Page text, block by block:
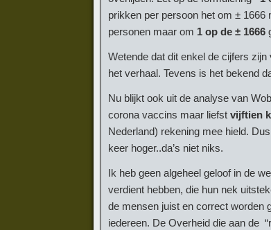
prikken per persoon het om ±
personen maar om 1 op de ± 1666
Wetende dat dit enkel de cijfers
het verhaal. Tevens is het bekend
Nu blijkt ook uit de analyse van
corona vaccins maar liefst vijftien
Nederland) rekening mee hield.
keer hoger..da’s niet niks.
Ik heb geen algeheel geloof in de
verdient hebben, die hun nek
de mensen juist en correct worden
iedereen. De Overheid die aan de